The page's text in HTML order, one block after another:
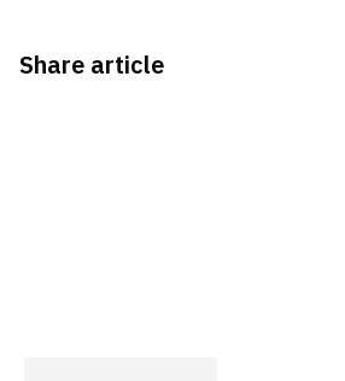
Share article